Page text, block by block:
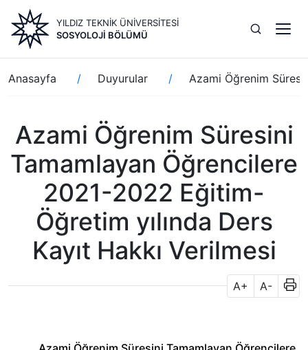
içeriğe
atla
YILDIZ TEKNİK ÜNİVERSİTESİ
SOSYOLOJI BÖLÜMÜ
Sayfa
yolu
Anasayfa Duyurular Azami Öğrenim
Azami Öğrenim Süresini
Tamamlayan Öğrencilere
2021-2022 Eğitim-
Öğretim yılında Ders
Kayıt Hakkı Verilmesi
A+ A-